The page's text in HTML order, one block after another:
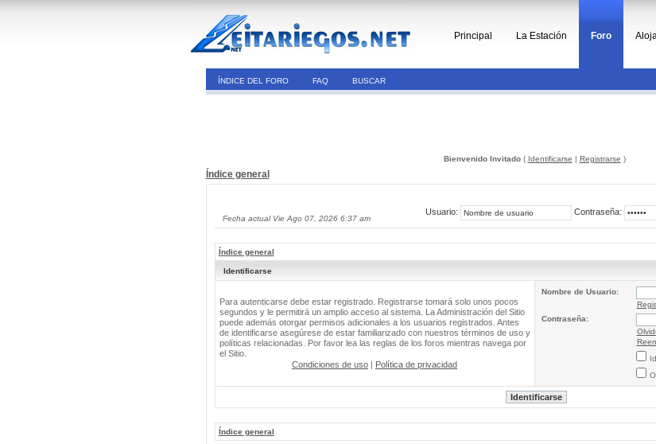
Principal La Estación Foro
ÍNDICE DEL FORO FAQ BUSCAR
Bienvenido Invitado( Identificarse | Registrarse )
Índice general
Fecha actual Vie Ago 07, 2026 6:37 am
Usuario: Contraseña:
Índice general
Identificarse
Para autenticarse debe estar registrado. Registrarse tomará solo unos pocos
segundos y le permitirá un amplio acceso al sistema. La Administración del Sitio
puede además otorgar permisos adicionales a los usuarios registrados. Antes
de identificarse asegúrese de estar familiarizado con nuestros términos de uso y
políticas relacionadas. Por favor lea las reglas de los foros mientras navega por
el Sitio.
Condiciones de uso | Política de privacidad
Nombre de Usuario:
Contraseña:
Índice general